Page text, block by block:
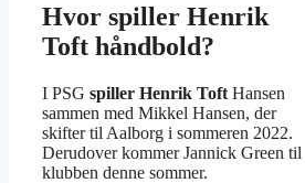
Hvor spiller Henrik
Toft håndbold?
I PSG spiller Henrik Toft Hansen
sammen med Mikkel Hansen, der
skifter til Aalborg i sommeren 2022.
Derudover kommer Jannick Green til
klubben denne sommer.